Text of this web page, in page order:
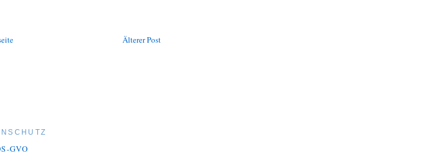
Älterer Post
GVO